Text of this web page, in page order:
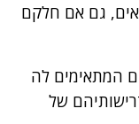
גם אם חלקם
המתאימים לה
של